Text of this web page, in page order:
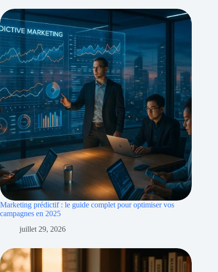
Marketing prédictif : le guide complet pour optimiser vos
campagnes en 2025
juillet 29, 2026